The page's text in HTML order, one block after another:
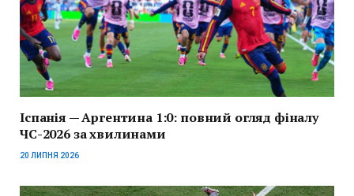
Іспанія — Аргентина 1:0: повний огляд фіналу
ЧС-2026 за хвилинами
20 ЛИПНЯ 2026